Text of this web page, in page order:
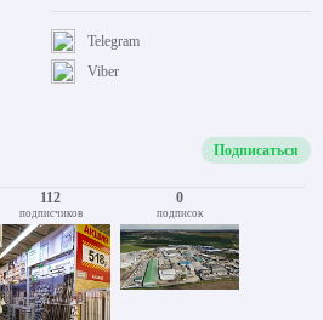
Viber
Telegram
Подписаться
112
подписчиков
0
подписок